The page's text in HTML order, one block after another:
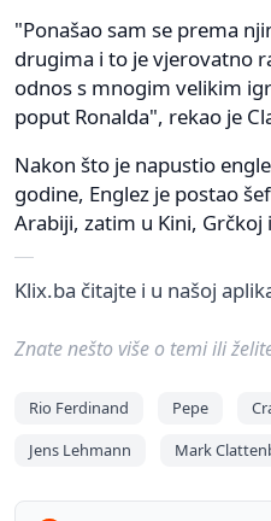
"Ponašao sam se prema
drugima i to je vjerovatno
odnos s mnogim velikim
poput Ronalda", rekao je
Nakon što je napustio
godine, Englez je postao
Arabiji, zatim u Kini, Grčkoj
Klix.ba čitajte i u našoj
Znate nešto više o temi ili
Rio Ferdinand Pepe
Jens Lehmann
Mark